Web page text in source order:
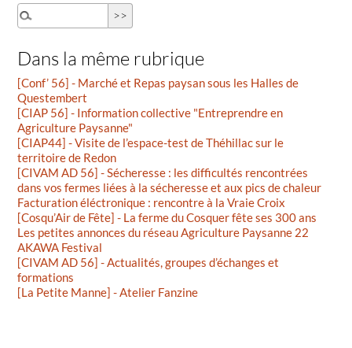
Dans la même rubrique
[Conf’ 56] - Marché et Repas paysan sous les Halles de
Questembert
[CIAP 56] - Information collective "Entreprendre en
Agriculture Paysanne"
[CIAP44] - Visite de l’espace-test de Théhillac sur le
territoire de Redon
[CIVAM AD 56] - Sécheresse : les difficultés rencontrées
dans vos fermes liées à la sécheresse et aux pics de chaleur
Facturation éléctronique : rencontre à la Vraie Croix
[Cosqu’Air de Fête] - La ferme du Cosquer fête ses 300 ans
Les petites annonces du réseau Agriculture Paysanne 22
AKAWA Festival
[CIVAM AD 56] - Actualités, groupes d’échanges et
formations
[La Petite Manne] - Atelier Fanzine